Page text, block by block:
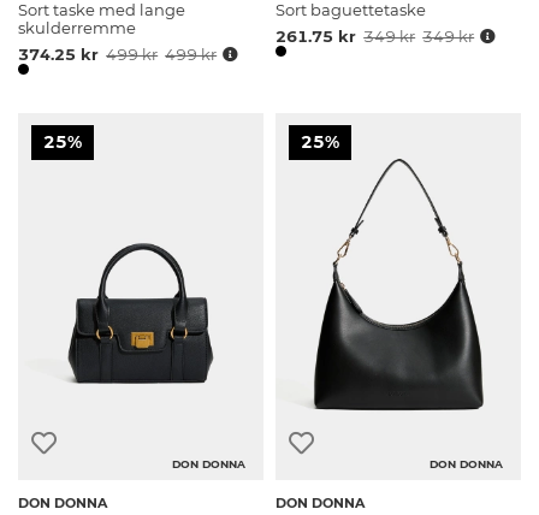
Sort taske med lange
skulderremme
374.25 kr 499 kr 499 kr
Sort baguettetaske
261.75 kr 349 kr 349 kr
25%
DON DONNA
DON DONNA
25%
DON DONNA
DON DONNA